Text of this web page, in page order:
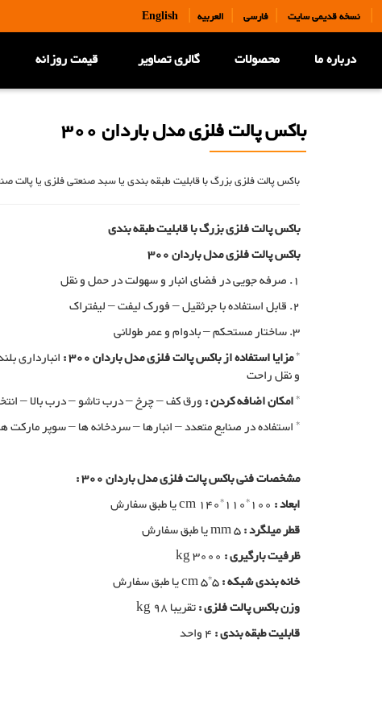
English| نسخه قدیمی سایت |فارسی | العربیه |
درباره ما محصولات گالری تصاویر قیمت روزانه
باکس پالت فلزی مدل باردان 300
باکس پالت فلزی بزرگ با قابلیت طبقه بندی یا سبد صنعتی فلزی یا پالت
باکس پالت فلزی بزرگ با قابلیت طبقه بندی
باکس پالت فلزی مدل باردان 300
1. صرفه جویی در فضای انبار و سهولت در حمل و نقل
2. قابل استفاده با جرثقیل – فورک لیفت – لیفتراک
3. ساختار مستحکم – بادوام و عمر طولانی
*مزایا استفاده از باکس پالت فلزی مدل باردان 300 :
انبارداری
و نقل راحت
*امکان اضافه کردن :ورق کف – چرخ – درب تاشو – درب بالا –
* استفاده در صنایع متعدد – انبارها – سردخانه ها – سوپر مارکت
مشخصات فنی باکس پالت فلزی مدل باردان 300 :
ابعاد :
قطر میلگرد :
ظرفیت بارگیری :
خانه بندی شبکه :
وزن باکس پالت فلزی :تقریبا kg 98
قابلیت طبقه بندی :